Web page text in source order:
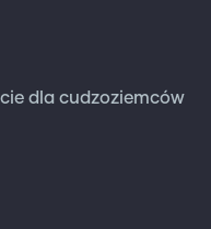
dla cudzoziemców